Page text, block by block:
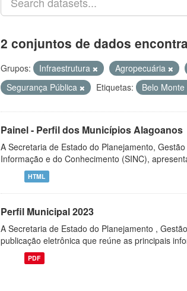
2 conjuntos de dados
Grupos: Infraestrutura Agropecuária
Segurança Pública
Etiquetas: Belo Monte
Painel - Perfil dos Municípios Alagoanos
A Secretaria de Estado do Planejamento,
Informação e do Conhecimento (SINC),
HTML
Perfil Municipal 2023
A Secretaria de Estado do Planejamento ,
publicação eletrônica que reúne as principais
PDF